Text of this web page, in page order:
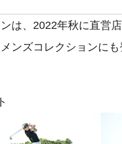
は、2022年秋に直営
ンズコレクションに